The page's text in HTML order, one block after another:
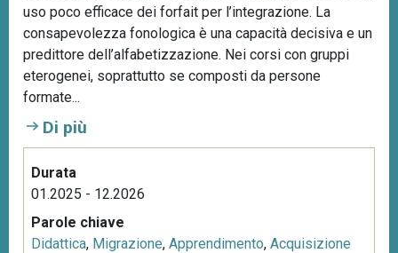
uso poco efficace dei forfait per l’integrazione. La
consapevolezza fonologica è una capacità decisiva e un
predittore dell’alfabetizzazione. Nei corsi con gruppi
eterogenei, soprattutto se composti da persone
formate...
Di più
Durata
01.2025 - 12.2026
Parole chiave
Didattica, Migrazione, Apprendimento, Acquisizione